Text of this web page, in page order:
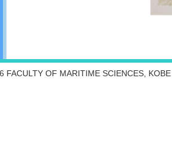
OF MARITIME SCIENCES,